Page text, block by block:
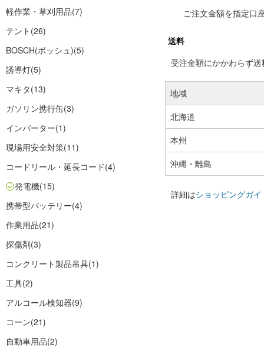
軽作業・草刈用品(7)
テント (26)
BOSCH(ボッシュ)(5)
誘導灯(5)
マキタ(13)
ガソリン携行缶(3)
インバーター(1)
現場用安全対策(11)
コードリール・延長コード(4)
発電機(15)
携帯型バッテリー(4)
作業用品(21)
探傷剤(3)
コンクリート製品吊具(1)
工具(2)
アルコール検知器(9)
コーン(21)
自動車用品(2)
ご注文金額を指定口
送料
受注金額にかかわらず
地域
北海道
本州
沖縄・離島
詳細はショッピングガイ